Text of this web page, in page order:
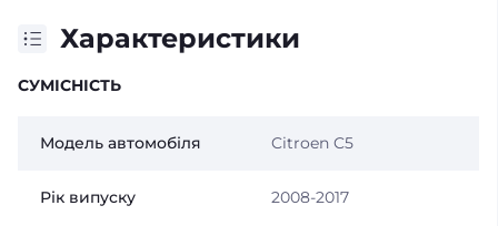
Характеристики
СУМІСНІСТЬ
Модель автомобіля Citroen C5
Рік випуску 2008-2017